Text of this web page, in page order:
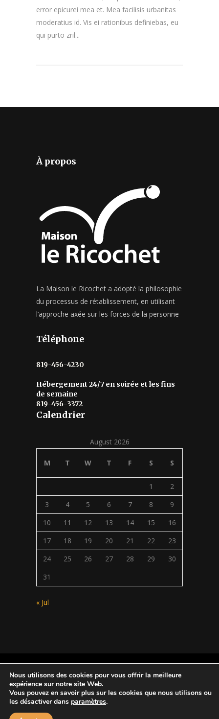
error epicurei mea et. Mea facilisis urbanitas
moderatius id. Vis ei rationibus definiebas, eu
qui purto zril...
À propos
La Maison le Ricochet a adopté la philosophie
du processus de rétablissement, en utilisant
l’approche axée sur les forces de la personne
Téléphone
819-456-4230
Hébergement 24/7 en soirée et les fins
de semaine
819-456-3372
Calendrier
August 2026
M T W T F S S
1
2
3
4 5 6 7 8
9
10
11 12 13 14 15
16
17
18 19 20 21 22
23
24
25 26 27 28 29
30
31
« Jul
Copyright © 2024 Tous droits réservés. |
Nous utilisons des cookies pour vous offrir la meilleure
expérience sur notre site Web.
Vous pouvez en savoir plus sur les cookies que nous utilisons ou
les désactiver dans paramètres.